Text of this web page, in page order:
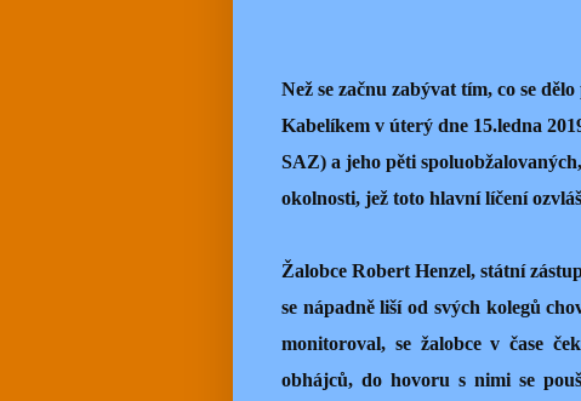
Než se začnu zabývat tím, co se
Kabelíkem v úterý dne 15.ledna
SAZ) a jeho pěti
okolnosti, jež toto hlavní líčení
Žalobce Robert Henzel, státní
se nápadně liší od svých kolegů
monitoroval, se žalobce v čase
obhájců, do hovoru s nimi se